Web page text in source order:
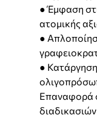
● Έμφαση
ατομικής
●
●
Επαναφορά
διαδικασιών